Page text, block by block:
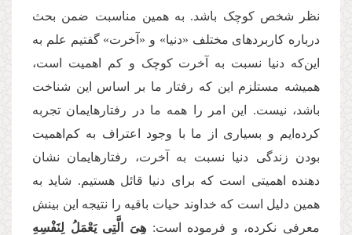
نظر شخص کوچک باشد. به همین مناسبت ضمن بحث
درباره كاربردهای مختلف «دنیا» و «آخرت» گفتیم علم به
این‌كه دنیا نسبت به آخرت کوچک و کم اهمیت است،
همیشه مستلزم این که رفتار ما بر اساس این شناخت
باشد،‌ نیست. این امر را همه ما در رفتارهایمان تجربه
كرده‌ایم و بسیاری از ما با وجود اعتراف به كم‌اهمیت
بودن زندگی دنیا نسبت به آخرت، رفتارهایمان نشان
دهنده اهمیتی است كه برای دنیا قائل هستیم. شاید به
همین دلیل است که خداوند حیات باقیه را نتیجه این بینش
معرفی نكرده، و فرموده است:هِیَ الَّتِی یَعْمَلُ لِنَفْسِهِ